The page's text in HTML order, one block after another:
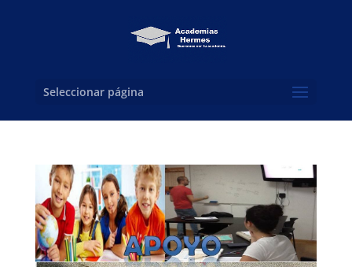
Seleccionar página